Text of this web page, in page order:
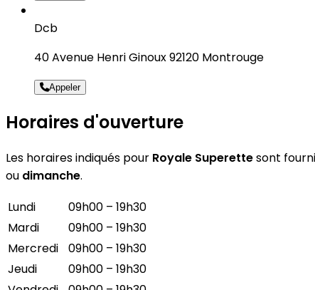
Dcb
40 Avenue Henri Ginoux 92120 Montrouge
Appeler
Horaires d'ouverture
Les horaires indiqués pour Royale Superettesont
ou dimanche.
Lundi
09h00 – 19h30
Mardi
09h00 – 19h30
Mercredi
09h00 – 19h30
Jeudi
09h00 – 19h30